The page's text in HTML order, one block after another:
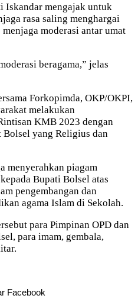
Iskandar mengajak untuk
rasa saling menghargai
moderasi antar umat
beragama,” jelas
Forkopimda, OKP/OKPI,
melakukan
KMB 2023 dengan
Bolsel yang Religius dan
menyerahkan piagam
Bupati Bolsel atas
pengembangan dan
agama Islam di Sekolah.
para Pimpinan OPD dan
para imam, gembala,
Facebook